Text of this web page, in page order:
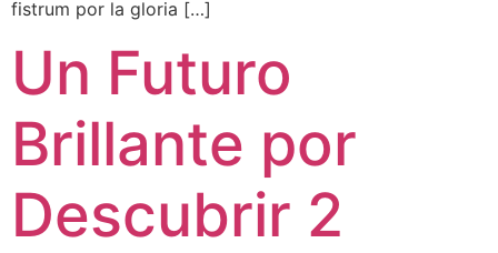
fistrum por la gloria […]
Un Futuro
Brillante por
Descubrir 2